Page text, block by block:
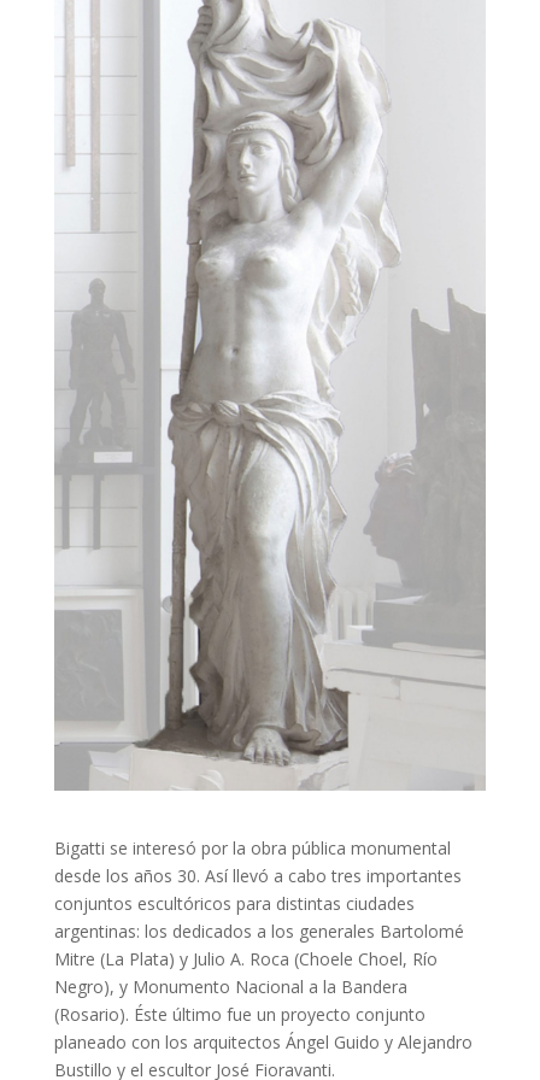
Bigatti se interesó por la obra pública monumental
desde los años 30. Así llevó a cabo tres importantes
conjuntos escultóricos para distintas ciudades
argentinas: los dedicados a los generales Bartolomé
Mitre (La Plata) y Julio A. Roca (Choele Choel, Río
Negro), y Monumento Nacional a la Bandera
(Rosario). Éste último fue un proyecto conjunto
planeado con los arquitectos Ángel Guido y Alejandro
Bustillo y el escultor José Fioravanti.